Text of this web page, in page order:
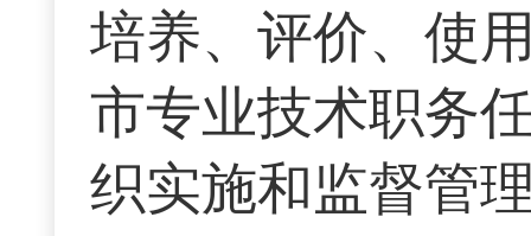
培养、评价、使
市专业技术职务
织实施和监督管